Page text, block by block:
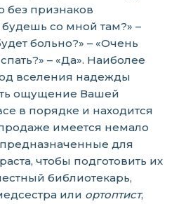
без признаков
будешь со мной там?» –
больно?» – «Очень
– «Да». Наиболее
вселения надежды
ощущение Вашей
в порядке и находится
имеется немало
для
чтобы подготовить их
библиотекарь,
или ортоптист,